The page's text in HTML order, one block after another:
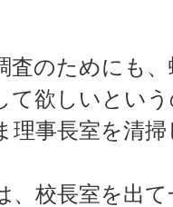
のためにも、
て欲しいとい
事長室を清掃
校長室を出て